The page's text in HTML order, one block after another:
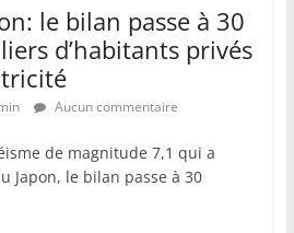
le bilan passe à 30
d’habitants privés
Aucun commentaire
de magnitude 7,1 qui a
Japon, le bilan passe à 30